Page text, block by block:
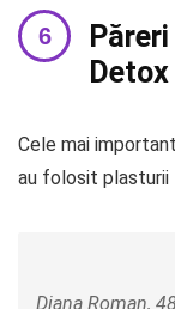
Cele mai
au folosit
Diana Roman,